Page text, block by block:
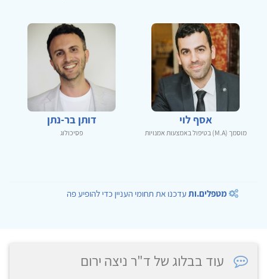
אסף לוי
מוסמך (M.A) בטיפול באמצעות אמנויות
דותן בר-נתן
פסיכולוג
מטפלים.ותעדכנו את תחומי העניין כדי להופיע פה
עוד בבלוג של ד"ר ניצה ירום